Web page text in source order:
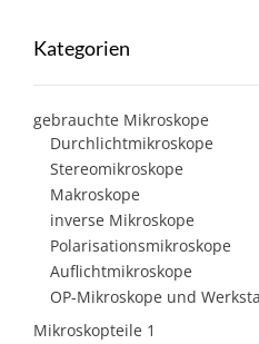
Kategorien
gebrauchte Mikroskope
Durchlichtmikroskope
Stereomikroskope
Makroskope
inverse Mikroskope
Polarisationsmikroskope
Auflichtmikroskope
OP-Mikroskope und
Mikroskopteile 1